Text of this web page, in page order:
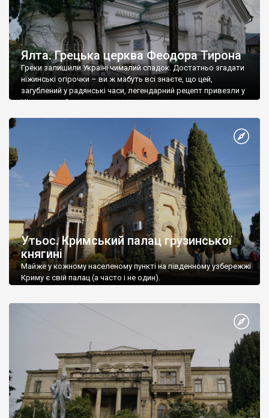
Ялта. Грецька церква Феодора Тирона
Греки залишили Україні чималий спадок. Достатньо згадати
ніжинські огірочки – ви ж мабуть всі знаєте, що цей,
загублений у радянські часи, легендарний рецепт привезли у
Ніжин греки?
Утьос. Кримський палац грузинської
княгині
Майже у кожному населеному пункті на південному узбережжі
Криму є свій палац (а часто і не один).